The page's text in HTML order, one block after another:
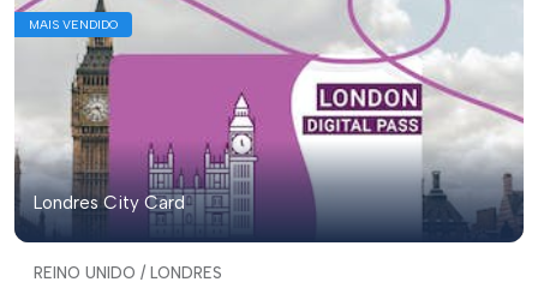
Londres City Card
MAIS VENDIDO
REINO UNIDO / LONDRES